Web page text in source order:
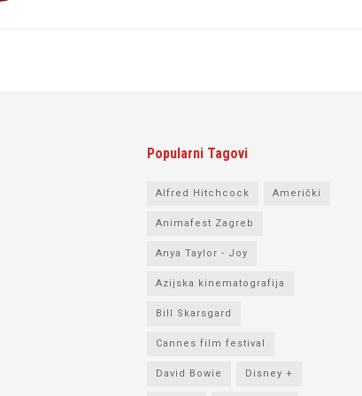
Popularni Tagovi
Alfred Hitchcock Američki
Animafest Zagreb
Anya Taylor - Joy
Azijska kinematografija
Bill Skarsgard
Cannes film festival
David Bowie Disney +